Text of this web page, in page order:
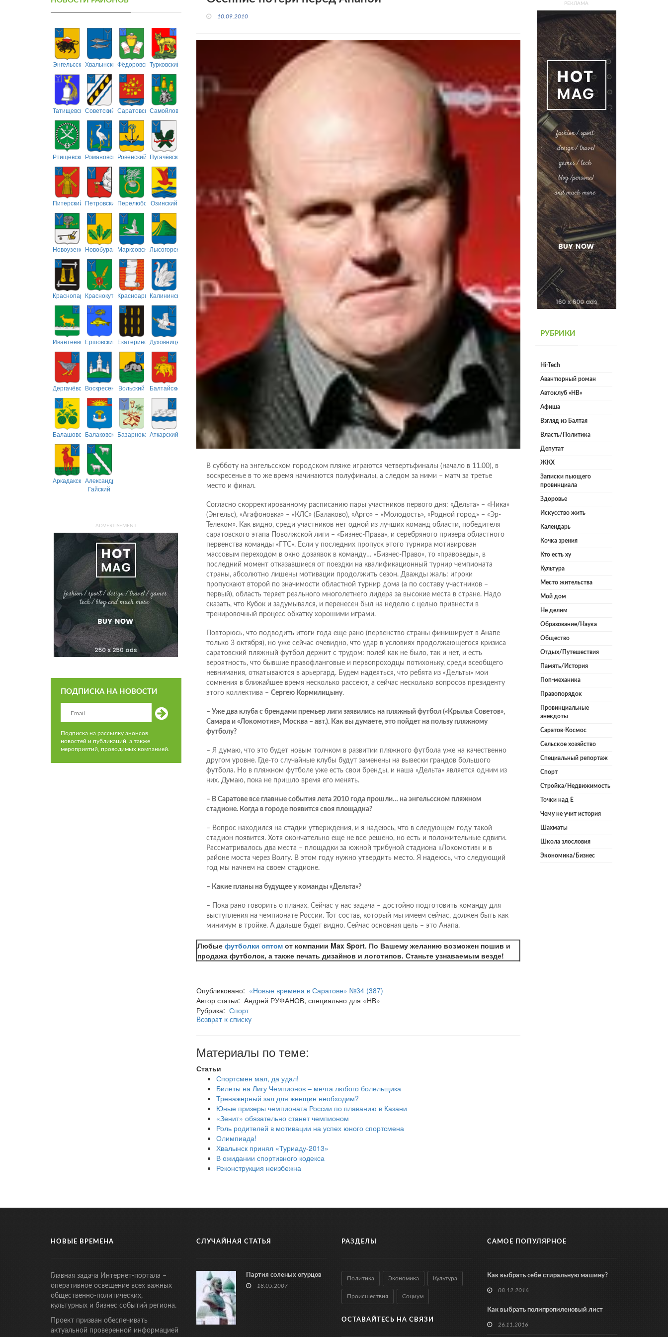
ЭнгельсскийХвалынскийФёдоровскийТурковский
ТатищевскийСоветский СаратовскийСамойловский
РтищевскийРомановскийРовенский Пугачёвский
Питерский ПетровскийПерелюбскийОзинский
НовоузенскийНовобурасскийМарксовскийЛысогорский
Краснопартизанский
КраснокутскийКрасноармейский
Калининский
ИвантеевскийЕршовский ЕкатериновскийДуховницкий
ДергачёвскийВоскресенскийВольский Балтайский
БалашовскийБалаковскийБазарнокарабулакский
Аткарский
АркадакскийАлександрово-
Гайский
ADVERTISEMENT
ПОДПИСКА НА НОВОСТИ
Подписка на рассылку анонсов
новостей и публикаций, а также
мероприятий, проводимых компанией.
10.09.2010
В субботу на энгельсском городском пляже играются четвертьфиналы (начало в 11.00), в
воскресенье в то же время начинаются полуфиналы, а следом за ними – матч за третье
место и финал.
Согласно скорректированному расписанию пары участников первого дня: «Дельта» – «Ника»
(Энгельс), «Агафоновка» – «КЛС» (Балаково), «Арго» – «Молодость», «Родной город» – «Эр-
Телеком». Как видно, среди участников нет одной из лучших команд области, победителя
саратовского этапа Поволжской лиги – «Бизнес-Права», и серебряного призера областного
первенства команды «ГТС». Если у последних пропуск этого турнира мотивирован
массовым переходом в окно дозаявок в команду… «Бизнес-Право», то «правоведы», в
последний момент отказавшиеся от поездки на квалификационный турнир чемпионата
страны, абсолютно лишены мотивации продолжить сезон. Дважды жаль: игроки
пропускают второй по значимости областной турнир дома (а по составу участников –
первый), область теряет реального многолетнего лидера за высокие места в стране. Надо
сказать, что Кубок и задумывался, и перенесен был на неделю с целью привнести в
тренировочный процесс обкатку хорошими играми.
Повторюсь, что подводить итоги года еще рано (первенство страны финиширует в Анапе
только 3 октября), но уже сейчас очевидно, что удар в условиях продолжающегося кризиса
саратовский пляжный футбол держит с трудом: полей как не было, так и нет, и есть
вероятность, что бывшие правофланговые и первопроходцы потихоньку, среди всеобщего
невнимания, откатываются в арьергард. Будем надеяться, что ребята из «Дельты» мои
сомнения в ближайшее время несколько рассеют, а сейчас несколько вопросов президенту
этого коллектива – Сергею Кормилицыну.
– Уже два клуба с брендами премьер лиги заявились на пляжный футбол («Крылья Советов»,
Самара и «Локомотив», Москва – авт.). Как вы думаете, это пойдет на пользу пляжному
футболу?
– Я думаю, что это будет новым толчком в развитии пляжного футбола уже на качественно
другом уровне. Где-то случайные клубы будут заменены на вывески грандов большого
футбола. Но в пляжном футболе уже есть свои бренды, и наша «Дельта» является одним из
них. Думаю, пока не пришло время его менять.
– В Саратове все главные события лета 2010 года прошли… на энгельсском пляжном
стадионе. Когда в городе появится своя площадка?
– Вопрос находился на стадии утверждения, и я надеюсь, что в следующем году такой
стадион появится. Хотя окончательно еще не все решено, но есть и положительные сдвиги.
Рассматривалось два места – площадки за южной трибуной стадиона «Локомотив» и в
районе моста через Волгу. В этом году нужно утвердить место. Я надеюсь, что следующий
год мы начнем на своем стадионе.
– Какие планы на будущее у команды «Дельта»?
– Пока рано говорить о планах. Сейчас у нас задача – достойно подготовить команду для
выступления на чемпионате России. Тот состав, который мы имеем сейчас, должен быть как
минимум в тройке. А дальше будет видно. Сейчас основная цель – это Анапа.
Любые футболки оптомот компании Max Sport. По Вашему желанию возможен пошив и
продажа футболок, а также печать дизайнов и логотипов. Станьте узнаваемым везде!
Опубликовано: «Новые времена в Саратове» №34 (387)
Автор статьи: Андрей РУФАНОВ, специально для «НВ»
Рубрика: Спорт
Возврат к списку
Материалы по теме:
Статьи
Спортсмен мал, да удал!
Билеты на Лигу Чемпионов – мечта любого болельщика
Тренажерный зал для женщин необходим?
Юные призеры чемпионата России по плаванию в Казани
«Зенит» обязательно станет чемпионом
Роль родителей в мотивации на успех юного спортсмена
Олимпиада!
Хвалынск принял «Туриаду-2013»
В ожидании спортивного кодекса
Реконструкция неизбежна
РЕКЛАМА
РУБРИКИ
Hi-Tech
Авантюрный роман
Автоклуб «НВ»
Афиша
Взгляд из Балтая
Власть/Политика
Депутат
ЖКХ
Записки пьющего
провинциала
Здоровье
Искусство жить
Календарь
Кочка зрения
Кто есть ху
Культура
Место жительства
Мой дом
Не делим
Образование/Наука
Общество
Отдых/Путешествия
Память/История
Поп-механика
Правопорядок
Провинциальные
анекдоты
Саратов-Космос
Сельское хозяйство
Специальный репортаж
Спорт
Стройка/Недвижимость
Точки над Ё
Чему не учит история
Шахматы
Школа злословия
Экономика/Бизнес
НОВЫЕ ВРЕМЕНА
Главная задача Интернет-портала –
оперативное освещение всех важных
общественно-политических,
культурных и бизнес событий региона.
Проект призван обеспечивать
актуальной проверенной информацией
СЛУЧАЙНАЯ СТАТЬЯ
Партия соленых огурцов
18.05.2007
РАЗДЕЛЫ
Политика Экономика Культура
Происшествия Социум
ОСТАВАЙТЕСЬ НА СВЯЗИ
САМОЕ ПОПУЛЯРНОЕ
Как выбрать себе стиральную машину?
08.12.2016
Как выбрать полипропиленовый лист
26.11.2016